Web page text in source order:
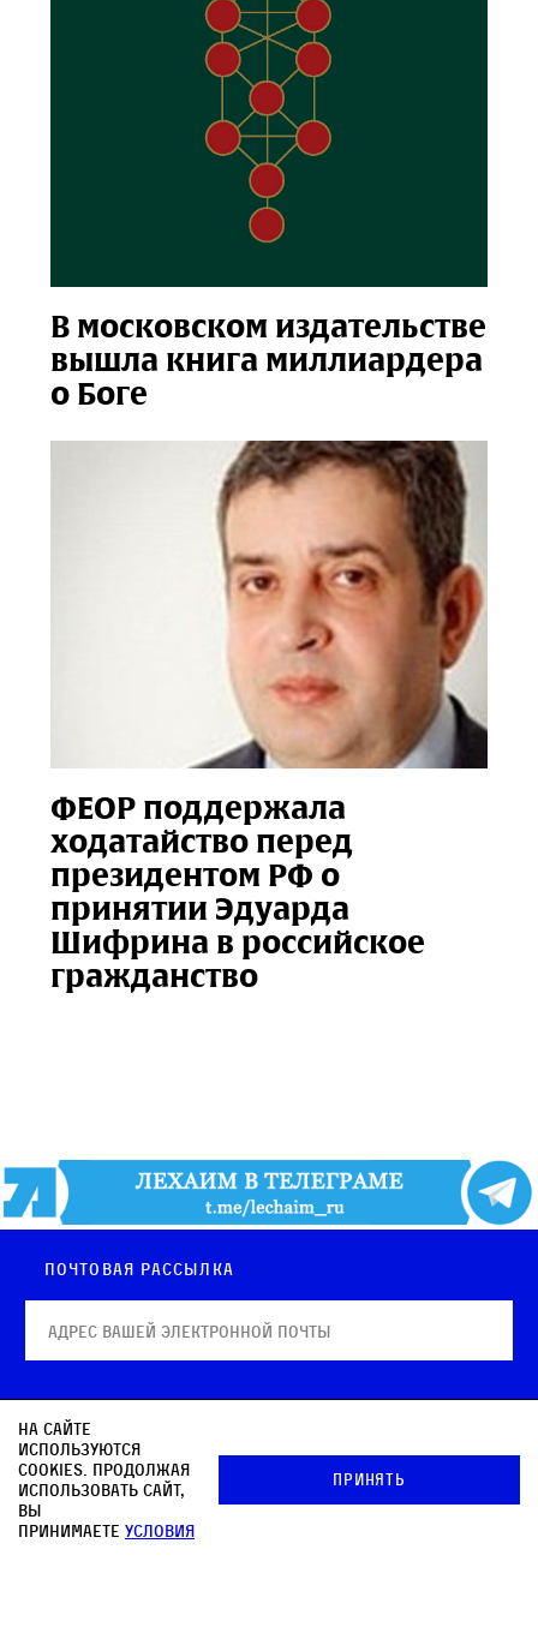
В московском издательстве
вышла книга миллиардера
о Боге
ФЕОР поддержала
ходатайство перед
президентом РФ о
принятии Эдуарда
Шифрина в российское
гражданство
Почтовая рассылка
© OOO «КНИЖНИКИ»
Архив
Редакция
Медиа-кит
На сайте
используются
cookies. Продолжая
использовать сайт,
вы
принимаете условия
Принять